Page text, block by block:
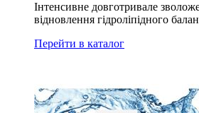
Інтенсивне довготривале
відновлення гідроліпідного
Перейти в каталог